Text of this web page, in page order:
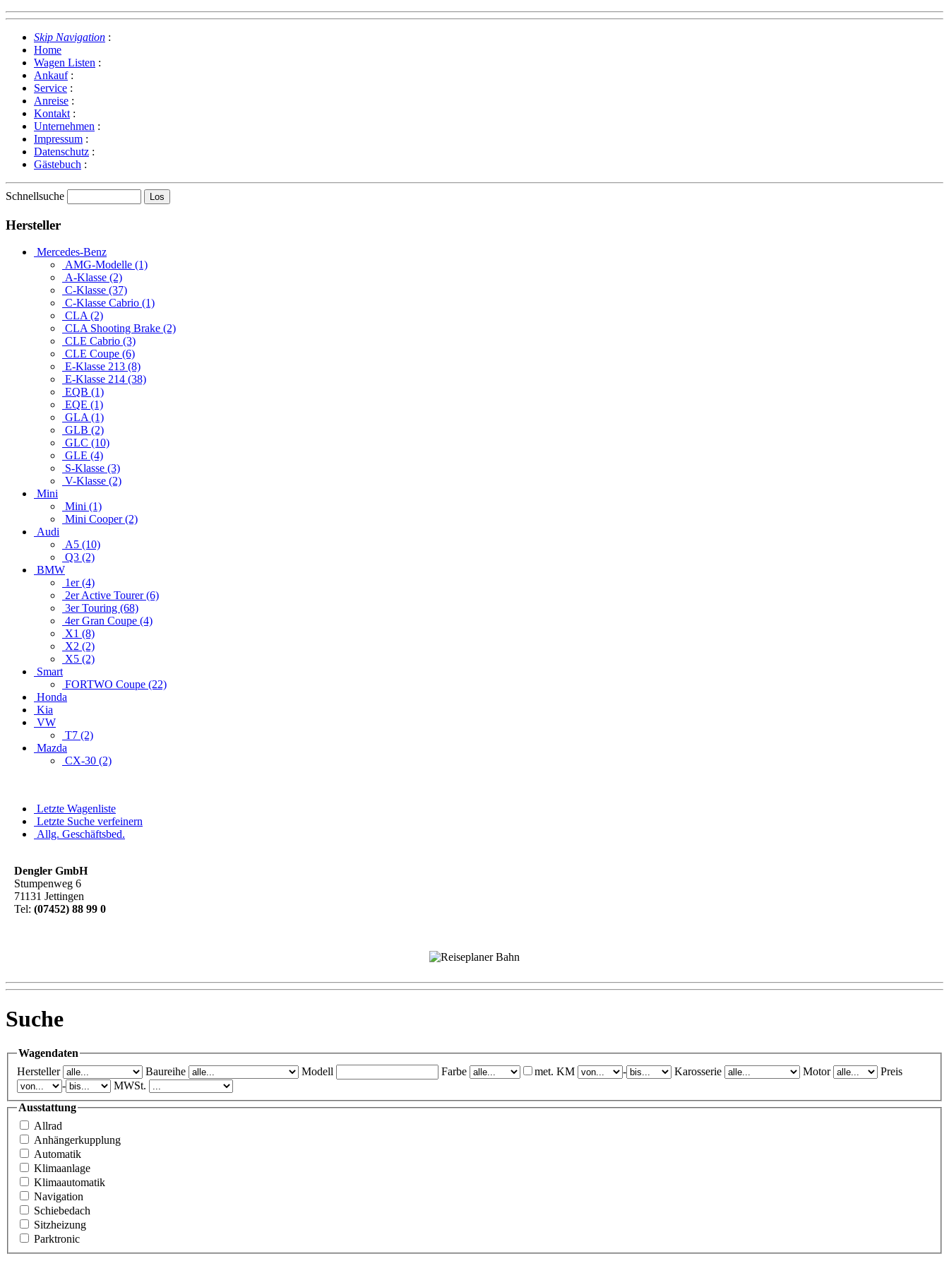
Skip Navigation :
Home
Wagen Listen :
Ankauf:
Service :
Anreise :
Kontakt :
Unternehmen :
Impressum :
Datenschutz :
Gästebuch :
Schnellsuche
Hersteller
Mercedes-Benz
AMG-Modelle (1)
A-Klasse (2)
C-Klasse (37)
C-Klasse Cabrio (1)
CLA (2)
CLA Shooting Brake (2)
CLE Cabrio (3)
CLE Coupe (6)
E-Klasse 213 (8)
E-Klasse 214 (38)
EQB (1)
EQE (1)
GLA (1)
GLB (2)
GLC (10)
GLE (4)
S-Klasse (3)
V-Klasse (2)
Mini
Mini (1)
Mini Cooper (2)
Audi
A5 (10)
Q3 (2)
BMW
1er (4)
2er Active Tourer (6)
3er Touring (68)
4er Gran Coupe (4)
X1 (8)
X2 (2)
X5 (2)
Smart
FORTWO Coupe (22)
Honda
Kia
VW
T7 (2)
Mazda
CX-30 (2)
Letzte Wagenliste
Letzte Suche verfeinern
Allg. Geschäftsbed.
Dengler GmbH
Stumpenweg 6
71131 Jettingen
Tel: (07452) 88 99 0
Suche
Wagendaten
Hersteller
Baureihe Modell Farbe met. KM - Karosserie Motor
Preis
-
MWSt.
Ausstattung
Allrad
Anhängerkupplung
Automatik
Klimaanlage
Klimaautomatik
Navigation
Schiebedach
Sitzheizung
Parktronic